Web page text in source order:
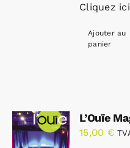
Cliquez
Ajouter au
panier
L’Ouïe
15,00 €